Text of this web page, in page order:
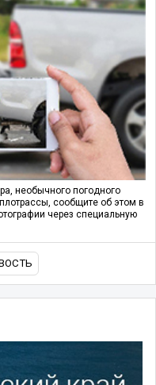
необычного погодного
сообщите об этом в
через специальную